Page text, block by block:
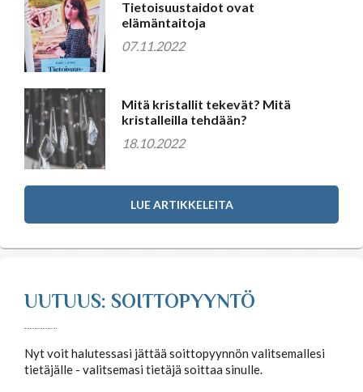
Tietoisuustaidot ovat
elämäntaitoja
07.11.2022
Mitä kristallit tekevät? Mitä
kristalleilla tehdään?
18.10.2022
LUE ARTIKKELEITA
UUTUUS: SOITTOPYYNTÖ
Nyt voit halutessasi jättää soittopyynnön valitsemallesi
tietäjälle - valitsemasi tietäjä soittaa sinulle.